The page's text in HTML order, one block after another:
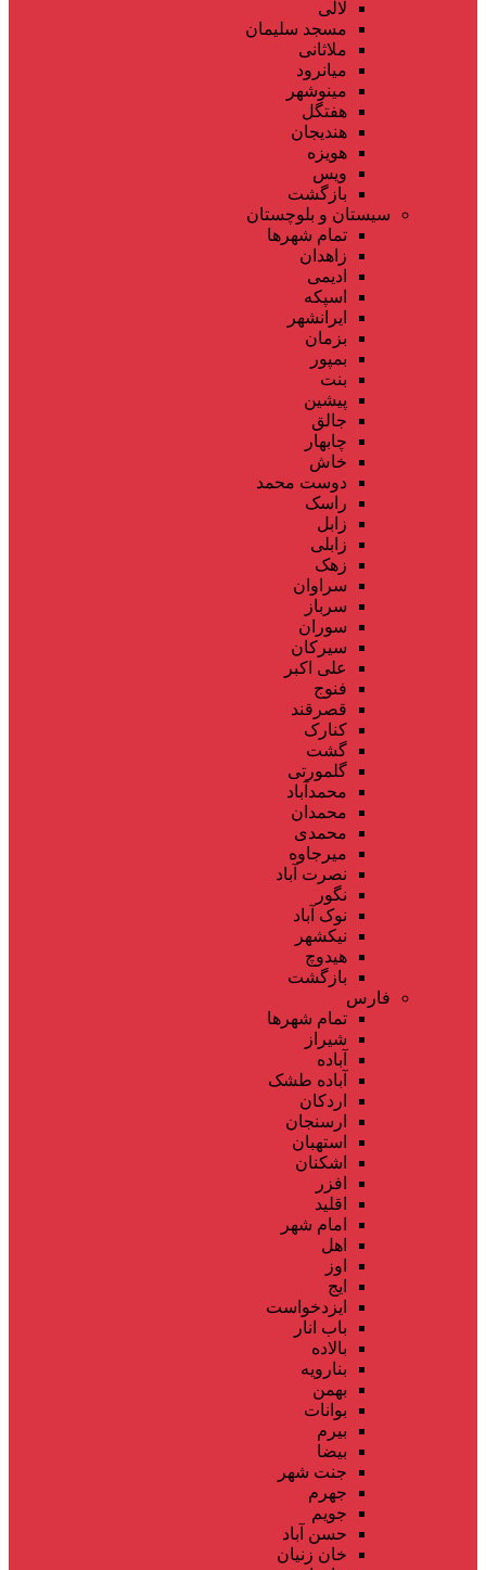
لالی
مسجد سلیمان
ملاثانی
میانرود
مینوشهر
هفتگل
هندیجان
هویزه
ویس
بازگشت
سیستان و بلوچستان
تمام شهر‌ها
زاهدان
ادیمی
اسپکه
ایرانشهر
بزمان
بمپور
بنت
پیشین
جالق
چابهار
خاش
دوست محمد
راسک
زابل
زابلی
زهک
سراوان
سرباز
سوران
سیرکان
علی اکبر
فنوج
قصرقند
کنارک
گشت
گلمورتی
محمدآباد
محمدان
محمدی
میرجاوه
نصرت آباد
نگور
نوک آباد
نیکشهر
هیدوچ
بازگشت
فارس
تمام شهر‌ها
شیراز
آباده
آباده طشک
اردکان
ارسنجان
استهبان
اشکنان
افزر
اقلید
امام شهر
اهل
اوز
ایج
ایزدخواست
باب انار
بالاده
بنارویه
بهمن
بوانات
بیرم
بیضا
جنت شهر
جهرم
جویم
حسن آباد
خان زنیان